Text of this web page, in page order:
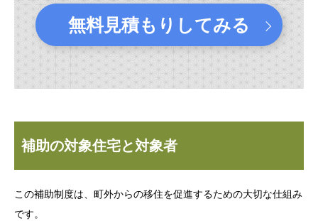
無料見積もりしてみる
補助の対象住宅と対象者
この補助制度は、町外からの移住を促進するための大切な仕組み
です。